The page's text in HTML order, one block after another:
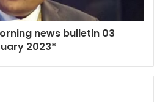
news bulletin 03
2023*